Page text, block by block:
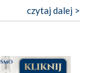
wyrazy swej
Redagujecie
czytaj dalej >